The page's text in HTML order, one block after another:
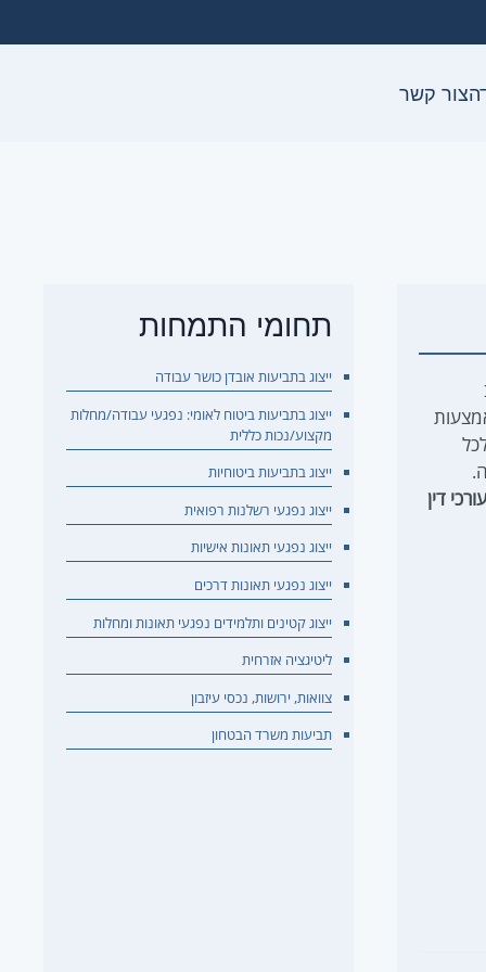
צור קשר
דין
תחומי התמחות
ייצוג בתביעות אובדן כושר עבודה
ייצוג בתביעות ביטוח לאומי: נפגעי עבודה/מחלות
מקצוע/נכות כללית
ייצוג בתביעות ביטוחיות
ייצוג נפגעי רשלנות רפואית
ייצוג נפגעי תאונות אישיות
ייצוג נפגעי תאונות דרכים
ייצוג קטינים ותלמידים נפגעי תאונות ומחלות
ליטיגציה אזרחית
צוואות, ירושות, נכסי עיזבון
תביעות משרד הבטחון